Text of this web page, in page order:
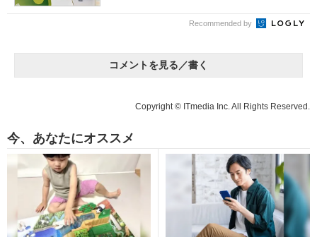
Recommended by
コメントを見る／書く
Copyright © ITmedia Inc. All Rights Reserved.
今、あなたにオススメ